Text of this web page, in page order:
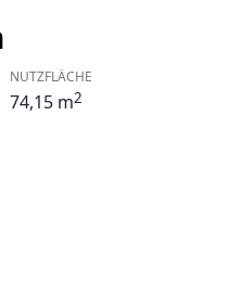
NUTZFLÄCHE
74,15 m2